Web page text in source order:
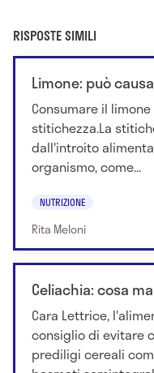
RISPOSTE SIMILI
Limone: può
Consumare il
stitichezza.La
dall'introito
organismo, come...
NUTRIZIONE
Rita Meloni
Celiachia: cosa
Cara Lettrice,
consiglio di evitare
prediligi cereali